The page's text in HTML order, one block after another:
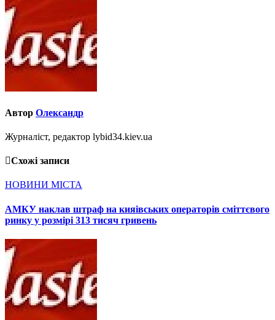
Автор Олександр
Журналіст, редактор lybid34.kiev.ua
Схожі записи
НОВИНИ МІСТА
АМКУ наклав штраф на кияівських операторів сміттєвого
ринку у розмірі 313 тисяч гривень